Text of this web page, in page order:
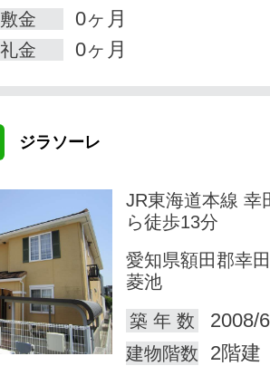
敷金 0ヶ月
礼金 0ヶ月
ジラソーレ
JR東海道本線 幸
ら徒歩13分
愛知県額田郡幸
菱池
築 年 数
2008/
建物階数 2階建